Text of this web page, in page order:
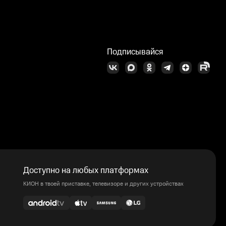
Подписывайся
Доступно на любых платформах
КИОН в твоей приставке, телевизоре и других устройствах